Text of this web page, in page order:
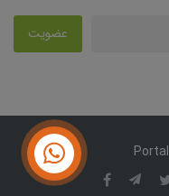
عضویت
Portal